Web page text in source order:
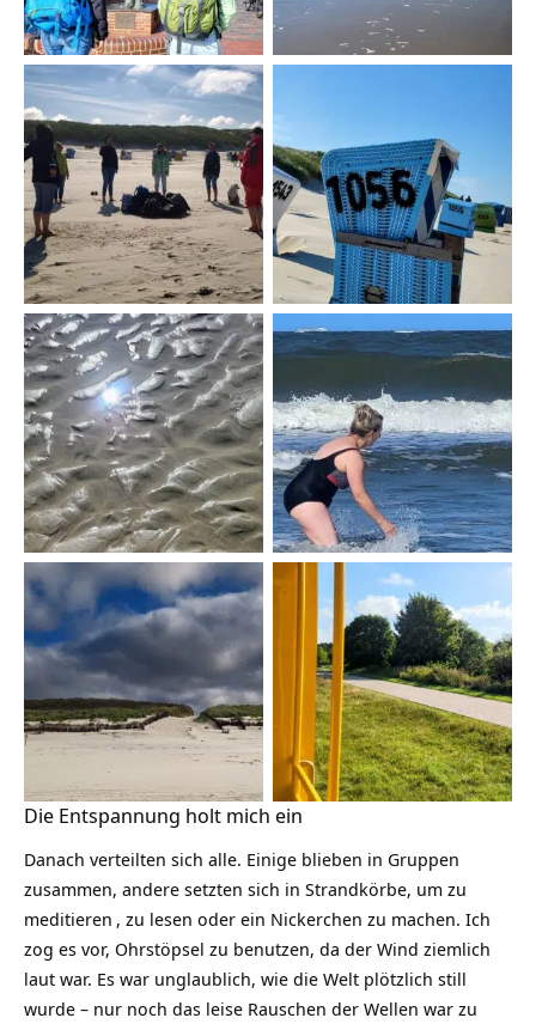
Inselyoga! Strandkörbe
Meer en detail Eine Wasseryogini
Düne Langoog Aus der Bahn
Die Entspannung holt mich ein
Danach verteilten sich alle. Einige blieben in Gruppen
zusammen, andere setzten sich in Strandkörbe, um zu
meditieren , zu lesen oder ein Nickerchen zu machen. Ich
zog es vor, Ohrstöpsel zu benutzen, da der Wind ziemlich
laut war. Es war unglaublich, wie die Welt plötzlich still
wurde – nur noch das leise Rauschen der Wellen war zu